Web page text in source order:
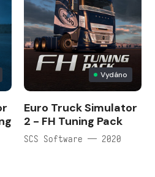
Vydáno
Euro Truck Simulator
2 - FH Tuning Pack
SCS Software — 2020